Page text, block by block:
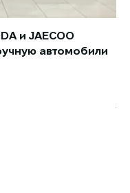
и JAECOO
автомобили